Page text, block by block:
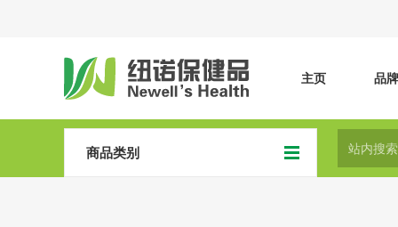
主页 品
商品类别